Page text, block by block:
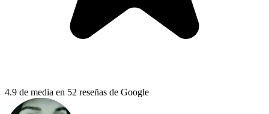
4.9 de media en 52 reseñas de Google